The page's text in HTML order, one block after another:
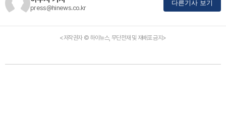
press@hinews.co.kr
다른기사 보기
<저작권자 © 하이뉴스, 무단전재 및 재배포 금지>